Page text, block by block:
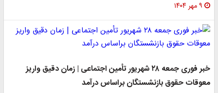
۹ مهر ۱۴۰۴
خبر فوری جمعه ۲۸ شهریور تأمین اجتماعی | زمان دقیق واریز
معوقات حقوق بازنشستگان براساس درآمد